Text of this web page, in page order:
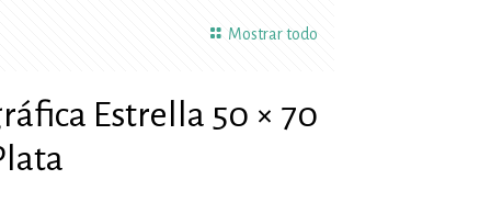
Mostrar todo
Estrella 50 × 70